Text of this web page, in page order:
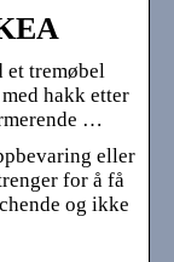
et tremøbel
hakk etter
…
eller
for å få
og ikke